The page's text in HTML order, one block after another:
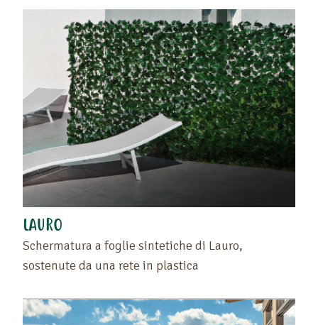
LAURO
Schermatura a foglie sintetiche di Lauro,
sostenute da una rete in plastica